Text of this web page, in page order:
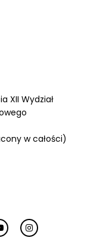
XII Wydział
w całości)